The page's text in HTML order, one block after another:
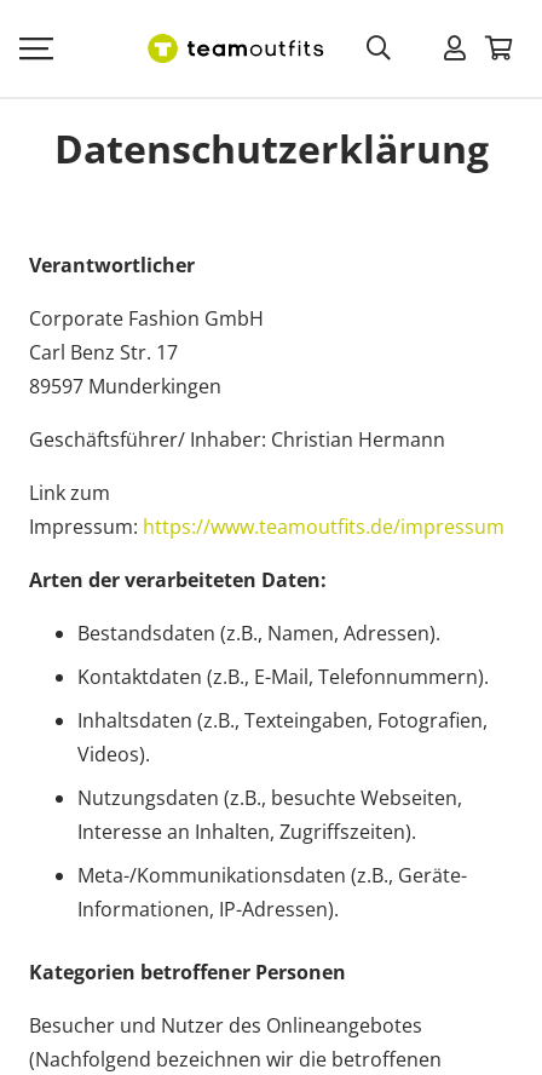
Datenschutzerklärung
Verantwortlicher
Corporate Fashion GmbH
Carl Benz Str. 17
89597 Munderkingen
Geschäftsführer/ Inhaber: Christian Hermann
Link zum
Impressum: https://www.teamoutfits.de/impressum
Arten der verarbeiteten Daten:
Bestandsdaten (z.B., Namen, Adressen).
Kontaktdaten (z.B., E-Mail, Telefonnummern).
Inhaltsdaten (z.B., Texteingaben, Fotografien,
Videos).
Nutzungsdaten (z.B., besuchte Webseiten,
Interesse an Inhalten, Zugriffszeiten).
Meta-/Kommunikationsdaten (z.B., Geräte-
Informationen, IP-Adressen).
Kategorien betroffener Personen
Besucher und Nutzer des Onlineangebotes
(Nachfolgend bezeichnen wir die betroffenen